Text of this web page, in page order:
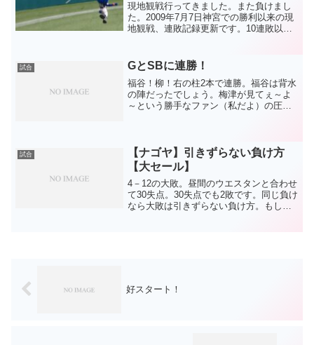
現地観戦行ってきました。また負けまし
た。2009年7月7日神宮での勝利以来の現
地観戦、連敗記録更新です。10連敗以上
来でした。タイミングやら何やらで14年
振り。そして、...
試合 GとSBに連勝！
福谷！柳！右の柱2本で連勝。福谷は背水
の陣だったでしょう。梅津が見てぇ～よ
～という勝手なファン（私だよ）の圧も
文句なしです。...
試合
【ナゴヤ】引きずらない負け方
【大セール】
4－12の大敗。昼間のウエスタンと合わせ
て30失点。30失点でも2敗です。同じ負け
なら大敗は引きずらない負け方。もし接
好スタート！